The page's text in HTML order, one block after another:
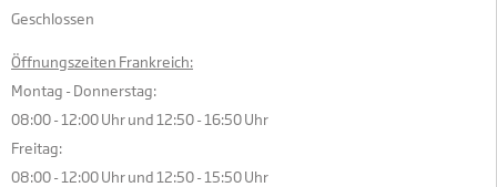
Geschlossen
Öffnungszeiten Frankreich:
Montag - Donnerstag:
08:00 - 12:00 Uhr und 12:50 - 16:50 Uhr
Freitag:
08:00 - 12:00 Uhr und 12:50 - 15:50 Uhr